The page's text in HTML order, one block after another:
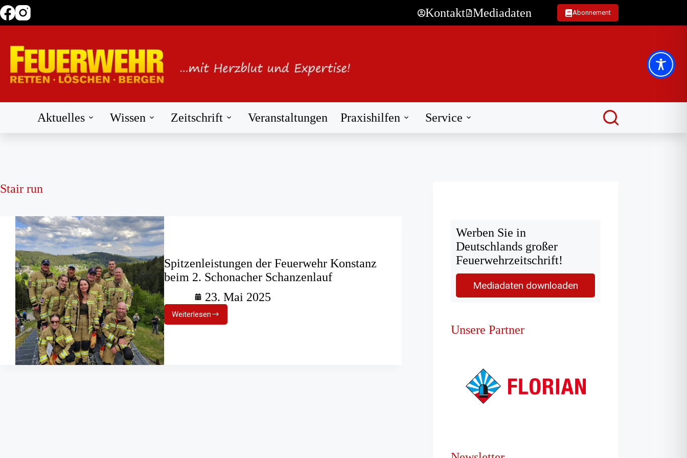
Zum
Inhalt
Kontakt Mediadaten Abonnement
Aktuelles Wissen Zeitschrift Veranstaltungen Praxishilfen Service
Stair run
Spitzenleistungen der Feuerwehr Konstanz
beim 2. Schonacher Schanzenlauf
23. Mai 2025
WeiterlesenSpitzenleistungen
der
Werben Sie in
Deutschlands großer
Feuerwehrzeitschrift!
Mediadaten downloaden
Unsere Partner